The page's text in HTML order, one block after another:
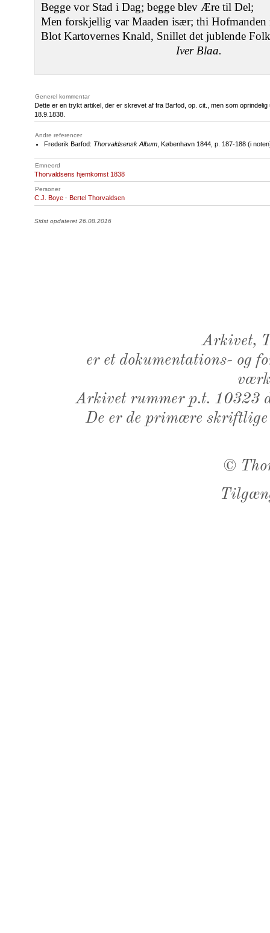
Begge vor Stad i Dag; begge blev Ære til Del;
Men forskjellig var Maaden især; thi Hofmanden
Blot Kartovernes Knald, Snillet det jublende
Iver Blaa.
Generel kommentar
Dette er en trykt artikel, der er skrevet af fra Barfod, op. cit., men som
18.9.1838.
Andre referencer
Frederik Barfod: Thorvaldsensk Album , København 1844, p. 187-188 (i
Emneord
Thorvaldsens hjemkomst 1838
Personer
C.J. Boye · Bertel Thorvaldsen
Sidst opdateret 26.08.2016
Arkivet,
er et dokumentations- og
Arkivet rummer p.t. 10323
De er de primære
©